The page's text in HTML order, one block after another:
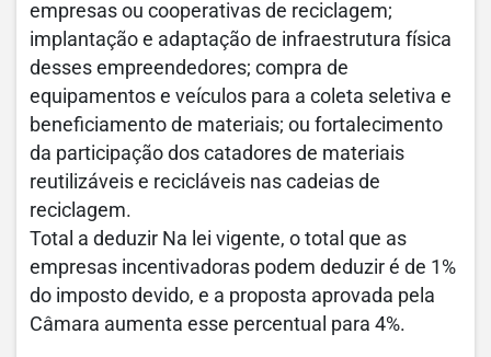
empresas ou cooperativas de reciclagem;
implantação e adaptação de infraestrutura física
desses empreendedores; compra de
equipamentos e veículos para a coleta seletiva e
beneficiamento de materiais; ou fortalecimento
da participação dos catadores de materiais
reutilizáveis e recicláveis nas cadeias de
reciclagem.
Total a deduzir Na lei vigente, o total que as
empresas incentivadoras podem deduzir é de 1%
do imposto devido, e a proposta aprovada pela
Câmara aumenta esse percentual para 4%.